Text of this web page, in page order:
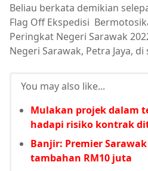
Beliau berkata demikian
Flag Off Ekspedisi
Peringkat Negeri Sarawak
Negeri Sarawak, Petra Jaya,
You may also like...
Mulakan projek dalam
hadapi risiko kontrak
Banjir: Premier
tambahan RM10 juta